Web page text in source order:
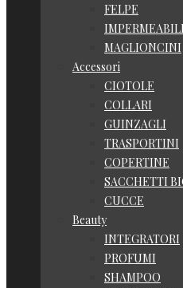
FELPE
IMPERMEABILI
MAGLIONCINI
Accessori
CIOTOLE
COLLARI
GUINZAGLI
TRASPORTINI
COPERTINE
SACCHETTI
CUCCE
Beauty
INTEGRATORI
PROFUMI
SHAMPOO